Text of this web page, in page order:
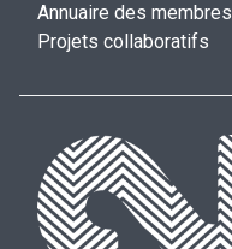
Annuaire des membres
Projets collaboratifs